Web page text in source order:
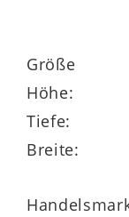
Dank der
der Schrank
es lieber
erhältlich.
Größe
Höhe:
Tiefe:
Breite: